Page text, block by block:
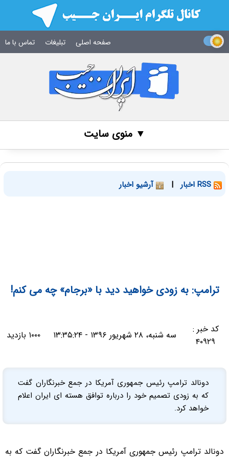
صفحه اصلی تبلیغات تماس با ما
▼ منوی سایت
| آرشیو اخبار
ترامپ: به زودی خواهید دید با «برجام» چه می کنم!
کد خبر :
۴۰۹۲۹
سه شنبه، ۲۸ شهریور ۱۳۹۶ - ۱۳:۳۵:۲۴ ۱۰۰۰ بازدید
دونالد ترامپ رئیس جمهوری آمریکا در جمع خبرنگاران گفت
که به زودی تصمیم خود را درباره توافق هسته ای ایران اعلام
خواهد کرد.
دونالد ترامپ رئیس جمهوری آمریکا در جمع خبرنگاران گفت که به